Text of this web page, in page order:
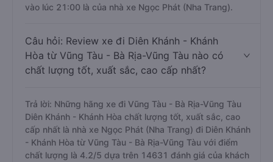
vào lúc 21:00 là của nhà xe Ngọc Phát (Nha Trang).
Câu hỏi: Review xe đi Diên Khánh - Khánh
Hòa từ Vũng Tàu - Bà Rịa-Vũng Tàu nào có
chất lượng tốt, xuất sắc, cao cấp nhất?
Trả lời: Những hãng xe đi Vũng Tàu - Bà Rịa-Vũng Tàu
Diên Khánh - Khánh Hòa chất lượng tốt, xuất sắc, cao
cấp nhất là nhà xe Ngọc Phát (Nha Trang) đi Diên Khánh
- Khánh Hòa từ Vũng Tàu - Bà Rịa-Vũng Tàu với điểm
chất lượng là 4.2/5 dựa trên 14631 đánh giá của khách